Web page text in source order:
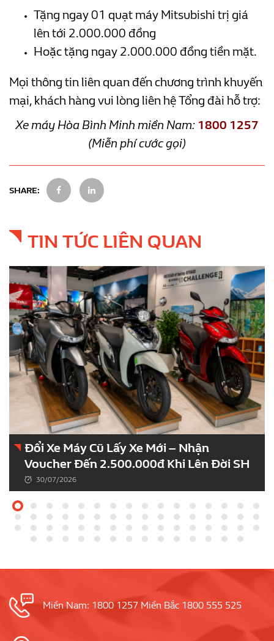
Tặng ngay 01 quạt máy Mitsubishi trị giá
lên tới 2.000.000 đồng
Hoặc tặng ngay 2.000.000 đồng tiền mặt.
Mọi thông tin liên quan đến chương trình khuyến
mại, khách hàng vui lòng liên hệ Tổng đài hỗ trợ:
Xe máy Hòa Bình Minh miền Nam: 1800 1257
(Miễn phí cước gọi)
SHARE:
TIN TỨC LIÊN QUAN
Đổi Xe Máy Cũ Lấy Xe Mới – Nhận
Voucher Đến 2.500.000đ Khi Lên Đời SH
30/07/2026
Miền Nam: 1800 1257 Miền Bắc 1800 555 525